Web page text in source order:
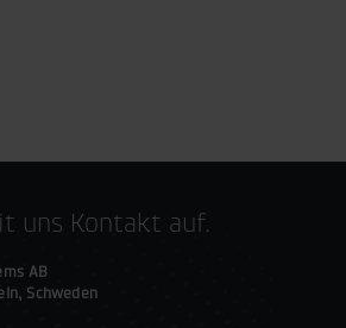
uns Kontakt auf.
AB
Schweden